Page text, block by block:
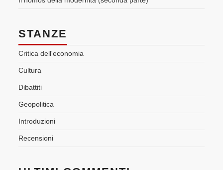
STANZE
Critica dell'economia
Cultura
Dibattiti
Geopolitica
Introduzioni
Recensioni